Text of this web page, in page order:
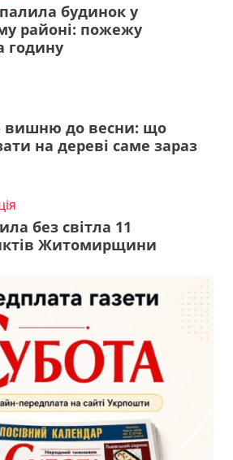
будинок у
районі: пожежу
годину
вишню до весни: що
на дереві саме зараз
без світла 11
Житомирщини